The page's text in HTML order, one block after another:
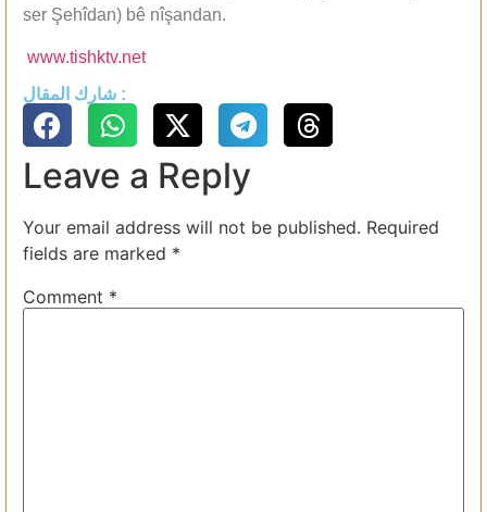
ser Şehîdan) bê nîşandan.
www.tishktv.net
شارك المقال :
Leave a Reply
Your email address will not be published. Required
fields are marked *
Comment *